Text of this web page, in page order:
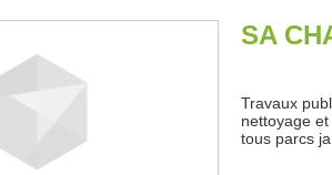
SA
Travaux
nettoyage
tous parcs